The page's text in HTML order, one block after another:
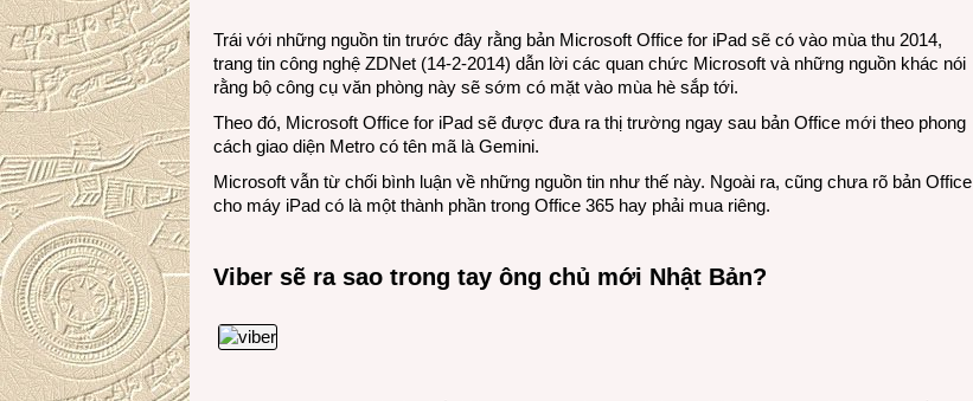
Trái với những nguồn tin trước đây rằng bản Microsoft Office for iPad sẽ có vào mùa thu 2014,
trang tin công nghệ ZDNet (14-2-2014) dẫn lời các quan chức Microsoft và những nguồn khác nói
rằng bộ công cụ văn phòng này sẽ sớm có mặt vào mùa hè sắp tới.
Theo đó, Microsoft Office for iPad sẽ được đưa ra thị trường ngay sau bản Office mới theo phong
cách giao diện Metro có tên mã là Gemini.
Microsoft vẫn từ chối bình luận về những nguồn tin như thế này. Ngoài ra, cũng chưa rõ bản Office
cho máy iPad có là một thành phần trong Office 365 hay phải mua riêng.
Viber sẽ ra sao trong tay ông chủ mới Nhật Bản?